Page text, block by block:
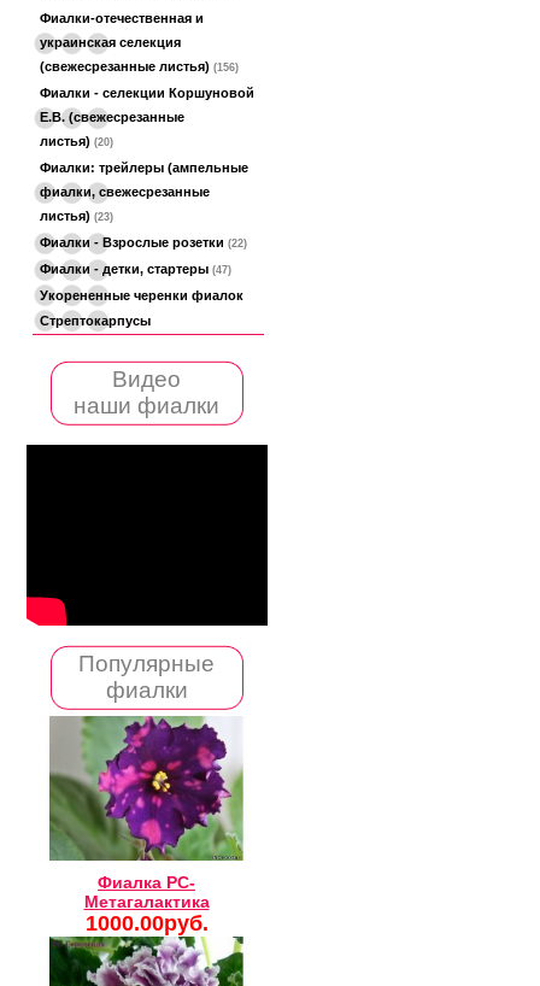
Фиалки-отечественная и
украинская селекция
(свежесрезанные листья) (156)
Фиалки - селекции Коршуновой
Е.В. (свежесрезанные
листья) (20)
Фиалки: трейлеры (ампельные
фиалки, свежесрезанные
листья) (23)
Фиалки - Взрослые розетки (22)
Фиалки - детки, стартеры (47)
Укорененные черенки фиалок
Стрептокарпусы
Видео
наши фиалки
Популярные
фиалки
Фиалка РС-
Метагалактика
1000.00руб.